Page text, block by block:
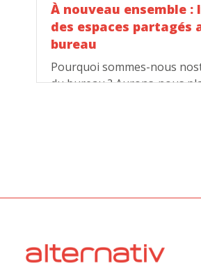
À nouveau ensemble :
des espaces partagés
bureau
Pourquoi sommes-nous
du bureau ? Aurons-nous